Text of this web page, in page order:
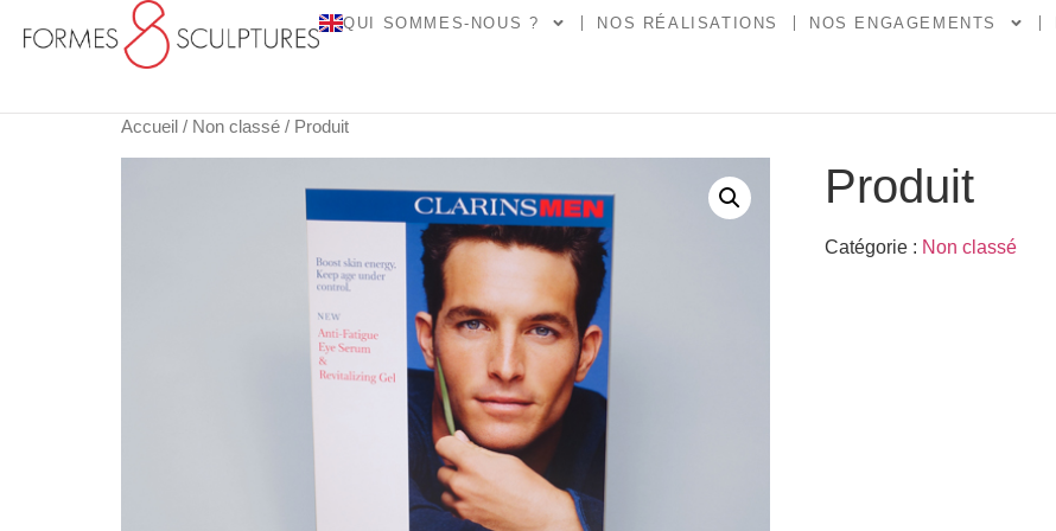
QUI SOMMES-NOUS ? NOS RÉALISATIONS NOS ENGAGEMENTS
Accueil / Non classé / Produit
Produit
Catégorie : Non classé